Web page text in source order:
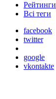
Рейтинги
Всі теги
facebook
twitter
google
vkontakte